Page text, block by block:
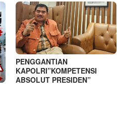
PENGGANTIAN
KAPOLRI”KOMPETENSI
ABSOLUT PRESIDEN”